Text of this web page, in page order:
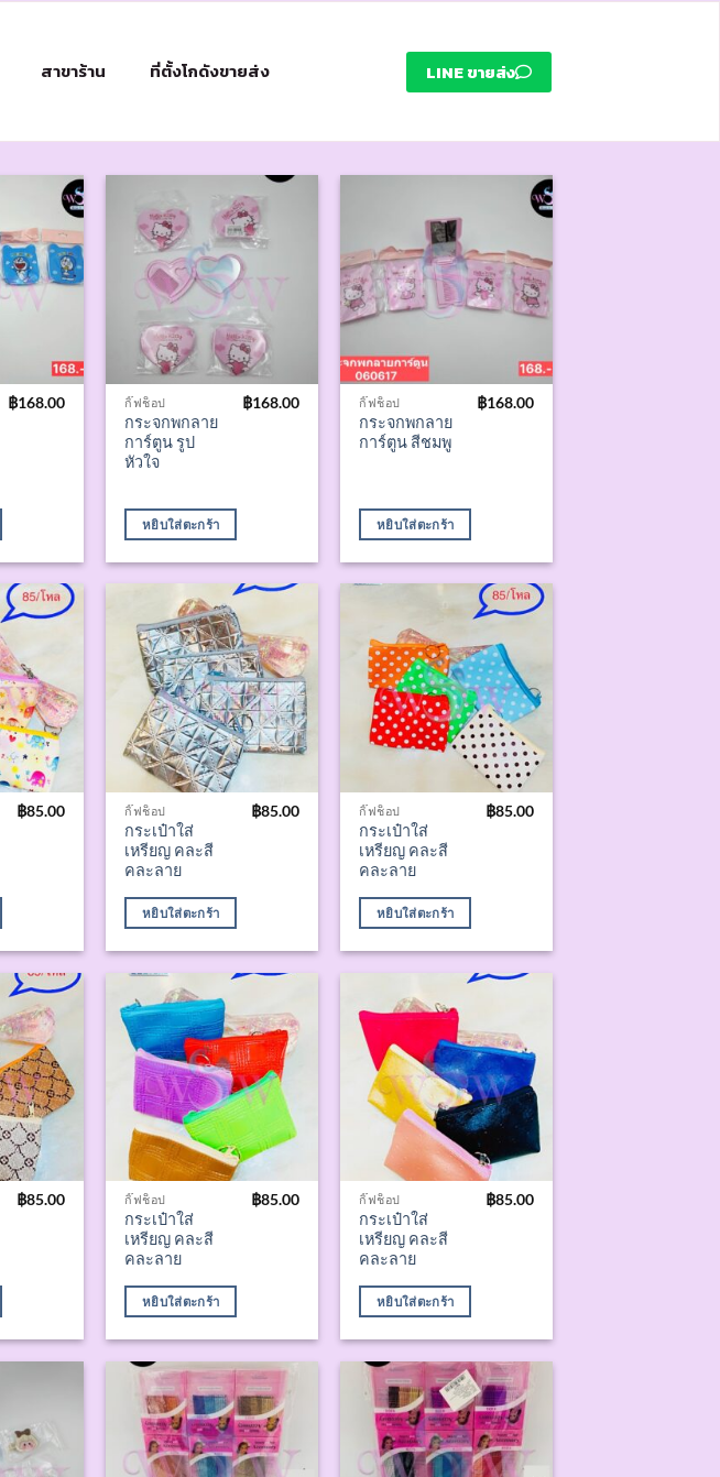
สาขาร้าน ที่ตั้งโกดังขายส่ง LINE ขายส่ง
฿168.00 กิ๊ฟช็อป
กระจกพกลาย
การ์ตูน รูป
หัวใจ
฿168.00
หยิบใส่ตะกร้า
กิ๊ฟช็อป
กระจกพกลาย
การ์ตูน สีชมพู
฿168.00
หยิบใส่ตะกร้า
฿85.00 กิ๊ฟช็อป
กระเป๋าใส่
เหรียญ คละสี
คละลาย
฿85.00
หยิบใส่ตะกร้า
กิ๊ฟช็อป
กระเป๋าใส่
เหรียญ คละสี
คละลาย
฿85.00
หยิบใส่ตะกร้า
฿85.00 กิ๊ฟช็อป
กระเป๋าใส่
เหรียญ คละสี
คละลาย
฿85.00
หยิบใส่ตะกร้า
กิ๊ฟช็อป
กระเป๋าใส่
เหรียญ คละสี
คละลาย
฿85.00
หยิบใส่ตะกร้า